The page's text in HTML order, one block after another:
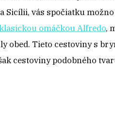
Sicílii, vás spočiatku
omáčkou Alfredo,
obed. Tieto cestoviny s
cestoviny podobného